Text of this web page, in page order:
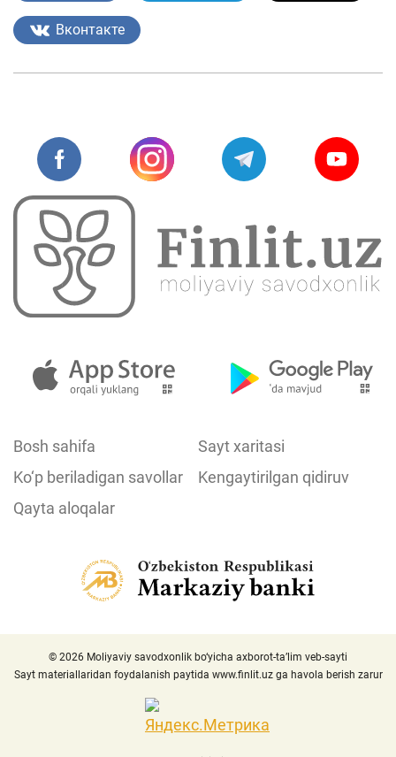
Вконтакте
Bosh sahifa
Sayt xaritasi
Ko‘p beriladigan savollar
Kengaytirilgan qidiruv
Qayta aloqalar
© 2026 Moliyaviy savodxonlik bo‘yicha axborot-ta’lim veb-sayti
Sayt materiallaridan foydalanish paytida www.finlit.uzga havola berish zarur